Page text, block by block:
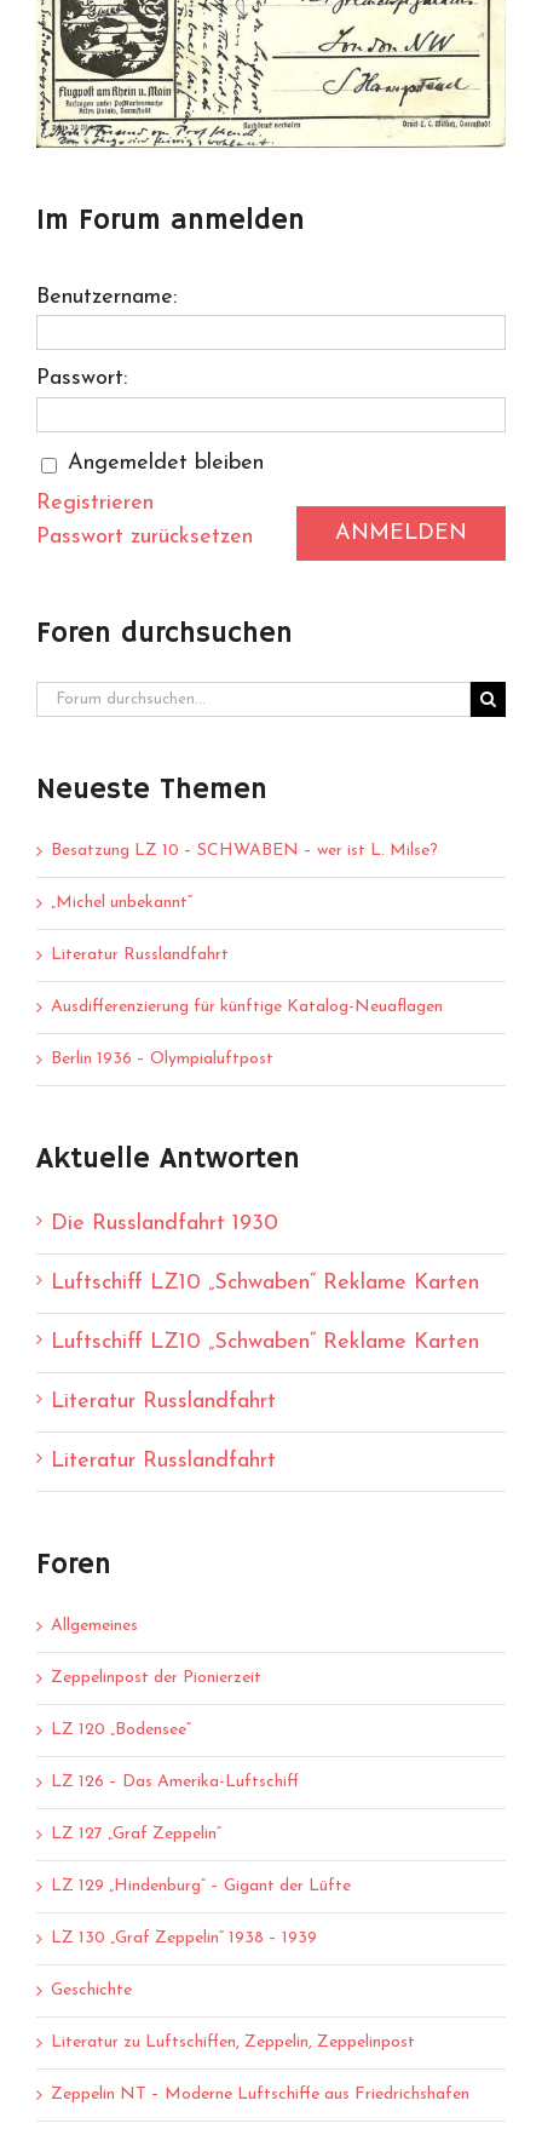
Im Forum anmelden
Benutzername:
Passwort:
Angemeldet bleiben
ANMELDEN
Registrieren
Passwort zurücksetzen
Foren durchsuchen
Neueste Themen
Besatzung LZ 10 – SCHWABEN – wer ist L. Milse?
„Michel unbekannt“
Literatur Russlandfahrt
Ausdifferenzierung für künftige Katalog-Neuaflagen
Berlin 1936 – Olympialuftpost
Aktuelle Antworten
Die Russlandfahrt 1930
Luftschiff LZ10 „Schwaben“ Reklame Karten
Luftschiff LZ10 „Schwaben“ Reklame Karten
Literatur Russlandfahrt
Literatur Russlandfahrt
Foren
Allgemeines
Zeppelinpost der Pionierzeit
LZ 120 „Bodensee“
LZ 126 – Das Amerika-Luftschiff
LZ 127 „Graf Zeppelin“
LZ 129 „Hindenburg“ – Gigant der Lüfte
LZ 130 „Graf Zeppelin“ 1938 – 1939
Geschichte
Literatur zu Luftschiffen, Zeppelin, Zeppelinpost
Zeppelin NT – Moderne Luftschiffe aus Friedrichshafen